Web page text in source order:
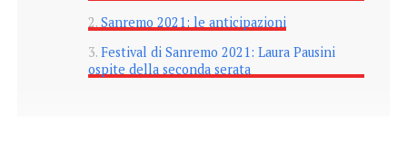
Sanremo 2021: le anticipazioni
Festival di Sanremo 2021: Laura Pausini
ospite della seconda serata